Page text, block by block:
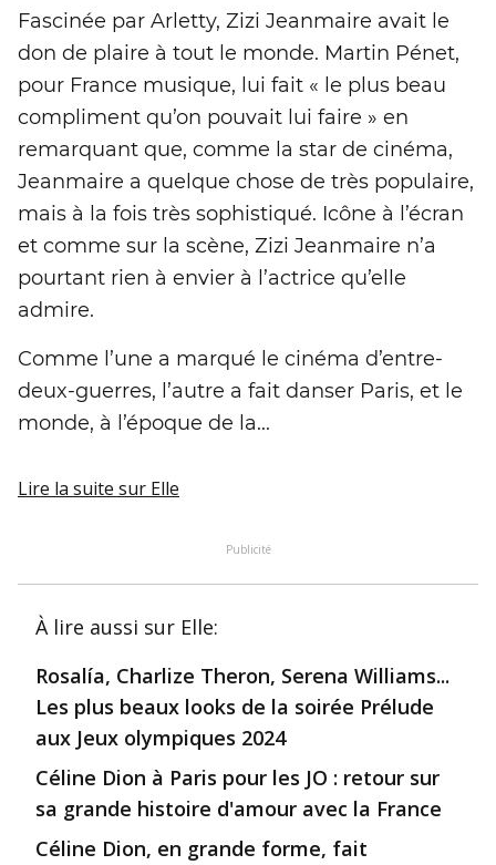
Fascinée par Arletty, Zizi Jeanmaire avait le
don de plaire à tout le monde. Martin Pénet,
pour France musique, lui fait « le plus beau
compliment qu’on pouvait lui faire » en
remarquant que, comme la star de cinéma,
Jeanmaire a quelque chose de très populaire,
mais à la fois très sophistiqué. Icône à l’écran
et comme sur la scène, Zizi Jeanmaire n’a
pourtant rien à envier à l’actrice qu’elle
admire.
Comme l’une a marqué le cinéma d’entre-
deux-guerres, l’autre a fait danser Paris, et le
monde, à l’époque de la...
Lire la suite sur Elle
Publicité
À lire aussi sur Elle:
Rosalía, Charlize Theron, Serena Williams...
Les plus beaux looks de la soirée Prélude
aux Jeux olympiques 2024
Céline Dion à Paris pour les JO : retour sur
sa grande histoire d'amour avec la France
Céline Dion, en grande forme, fait